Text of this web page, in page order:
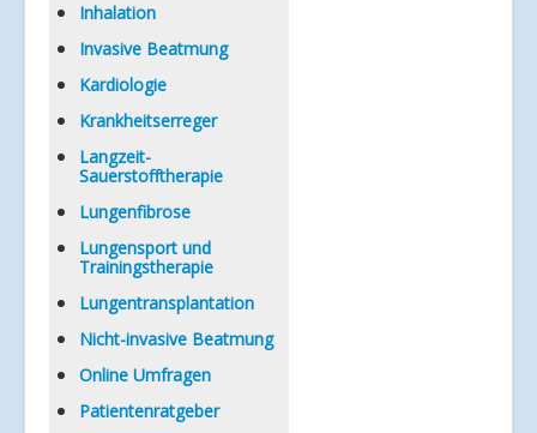
Inhalation
Invasive Beatmung
Kardiologie
Krankheitserreger
Langzeit-
Sauerstofftherapie
Lungenfibrose
Lungensport und
Trainingstherapie
Lungentransplantation
Nicht-invasive Beatmung
Online Umfragen
Patientenratgeber